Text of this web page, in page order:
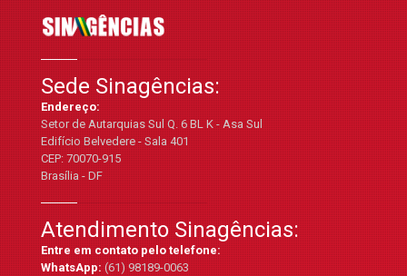
Sede Sinagências:
Endereço:
Setor de Autarquias Sul Q. 6 BL K - Asa Sul
Edifício Belvedere - Sala 401
CEP: 70070-915
Brasília - DF
Atendimento Sinagências:
Entre em contato pelo telefone:
WhatsApp:(61) 98189-0063